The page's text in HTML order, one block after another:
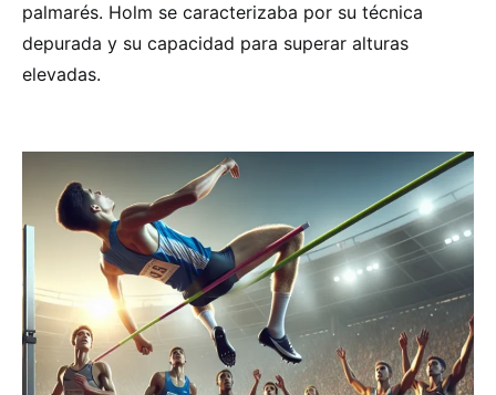
palmarés. Holm se caracterizaba por su técnica
depurada y su capacidad para superar alturas
elevadas.